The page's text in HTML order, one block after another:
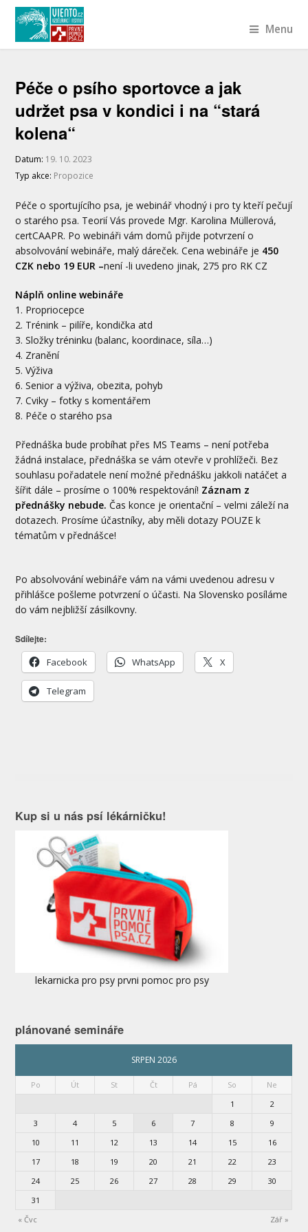
Menu
Péče o psího sportovce a jak
udržet psa v kondici i na “stará
kolena“
Datum: 19. 10. 2023
Typ akce: Propozice
Péče o sportujícího psa, je webinář vhodný i pro ty kteří pečují
o starého psa. Teorií Vás provede Mgr. Karolina Müllerová,
certCAAPR. Po webináři vám domů přijde potvrzení o
absolvování webináře, malý dáreček. Cena webináře je 450
CZK nebo 19 EUR –není -li uvedeno jinak, 275 pro RK CZ
Náplň online webináře
1. Propriocepce
2. Trénink – pilíře, kondička atd
3. Složky tréninku (balanc, koordinace, síla…)
4. Zranění
5. Výživa
6. Senior a výživa, obezita, pohyb
7. Cviky – fotky s komentářem
8. Péče o starého psa
Přednáška bude probíhat přes MS Teams – není potřeba
žádná instalace, přednáška se vám otevře v prohlížeči. Bez
souhlasu pořadatele není možné přednášku jakkoli natáčet a
šířit dále – prosíme o 100% respektování! Záznam z
přednášky nebude. Čas konce je orientační – velmi záleží na
dotazech. Prosíme účastníky, aby měli dotazy POUZE k
tématům v přednášce!
Po absolvování webináře vám na vámi uvedenou adresu v
přihlášce pošleme potvrzení o účasti. Na Slovensko posíláme
do vám nejbližší zásilkovny.
Sdílejte:
Facebook
WhatsApp X
Telegram
Kup si u nás psí lékárničku!
lekarnicka pro psy prvni pomoc pro psy
plánované semináře
SRPEN 2026
Po Út St Čt Pá So
Ne
1
2
3
4 5 6 7 8
9
10
11 12 13 14 15
16
17
18 19 20 21 22
23
24
25 26 27 28 29
30
31
« Čvc
Zář »